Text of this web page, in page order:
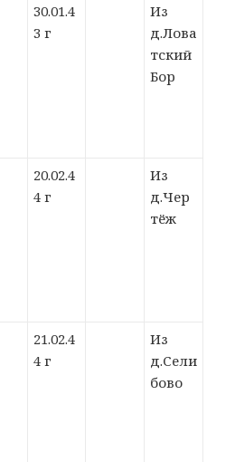
30.01.4
3 г
Из
д.Лова
тский
Бор
20.02.4
4 г
Из
д.Чер
тёж
21.02.4
4 г
Из
д.Сели
бово